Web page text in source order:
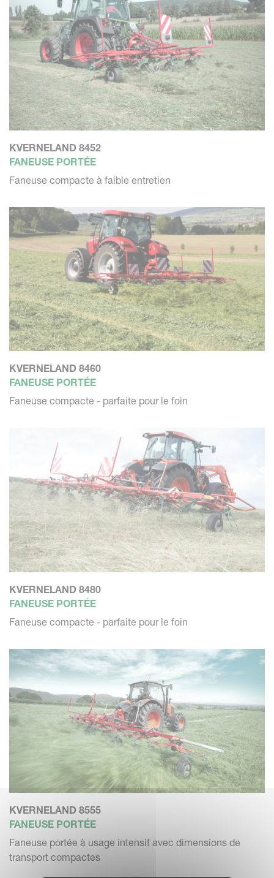
KVERNELAND 8452
FANEUSE PORTÉE
Faneuse compacte à faible entretien
KVERNELAND 8460
FANEUSE PORTÉE
Faneuse compacte - parfaite pour le foin
KVERNELAND 8480
FANEUSE PORTÉE
Faneuse compacte - parfaite pour le foin
KVERNELAND 8555
FANEUSE PORTÉE
Faneuse portée à usage intensif avec dimensions de
transport compactes